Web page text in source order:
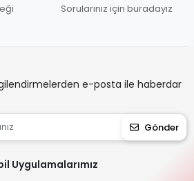
Sorularınız için buradayız
e-posta ile haberdar
Gönder
Uygulamalarımız